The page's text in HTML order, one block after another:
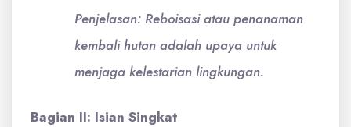
Penjelasan: Reboisasi atau penanaman
kembali hutan adalah upaya untuk
menjaga kelestarian lingkungan.
Bagian II: Isian Singkat